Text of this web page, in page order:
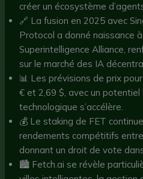
créer un écosystème
🔗 La fusion en 2025 avec
Protocol a donné naissance à
Superintelligence Alliance,
sur le marché des IA
📊 Les prévisions de prix
€ et 2,69 $, avec un potentiel
technologique s’accélère.
💰 Le staking de FET
rendements compétitifs
donnant un droit de vote
🏙️ Fetch.ai se révèle